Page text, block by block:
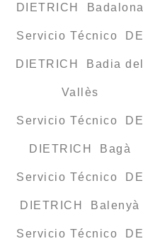
DIETRICH Badalona
Servicio Técnico DE
DIETRICH Badia del
Vallès
Servicio Técnico DE
DIETRICH Bagà
Servicio Técnico DE
DIETRICH Balenyà
Servicio Técnico DE